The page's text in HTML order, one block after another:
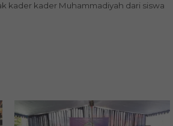
kader kader Muhammadiyah dari siswa